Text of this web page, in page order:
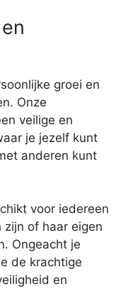
groei en
Onze
veilige en
je jezelf kunt
anderen kunt
voor iedereen
of haar eigen
Ongeacht je
de krachtige
en